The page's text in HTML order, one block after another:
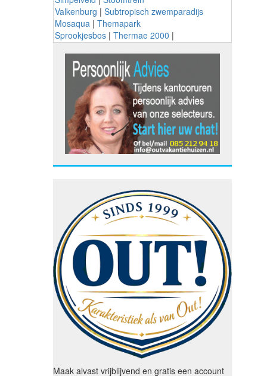
Valkenburg | Subtropisch zwemparadijs
Mosaqua | Themapark
Sprookjesbos | Thermae 2000 |
Maak alvast vrijblijvend en gratis een account